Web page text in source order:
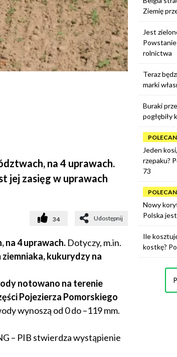
na 4 uprawach.
jej zasięg w uprawach
34 Udostępnij
na 4 uprawach. Dotyczy, m.in.
kukurydzy na
notowano na terenie
Pojezierza Pomorskiego
wynoszą od 0 do –119 mm.
– PIB stwierdza wystąpienie
Ziemię
Jest
rolnictwa
Teraz
marki
Buraki
pogłębiły
Jeden
rzepaku?
73
Nowy
Polska
Ile
kostkę?